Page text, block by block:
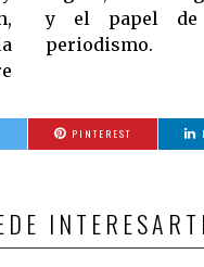
periodismo.
PINTEREST